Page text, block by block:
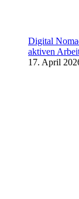
Digital
aktiven
17. April